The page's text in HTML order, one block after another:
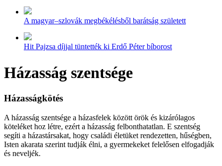
A magyar–szlovák megbékélésből barátság született
Hit Pajzsa díjjal tüntették ki Erdő Péter bíborost
Házasság szentsége
Házasságkötés
A házasság szentsége a házasfelek között örök és kizárólagos
köteléket hoz létre, ezért a házasság felbonthatatlan. E szentség
segíti a házastársakat, hogy családi életüket rendezetten, hűségben,
Isten akarata szerint tudják élni, a gyermekeket felelősen elfogadják
és neveljék.